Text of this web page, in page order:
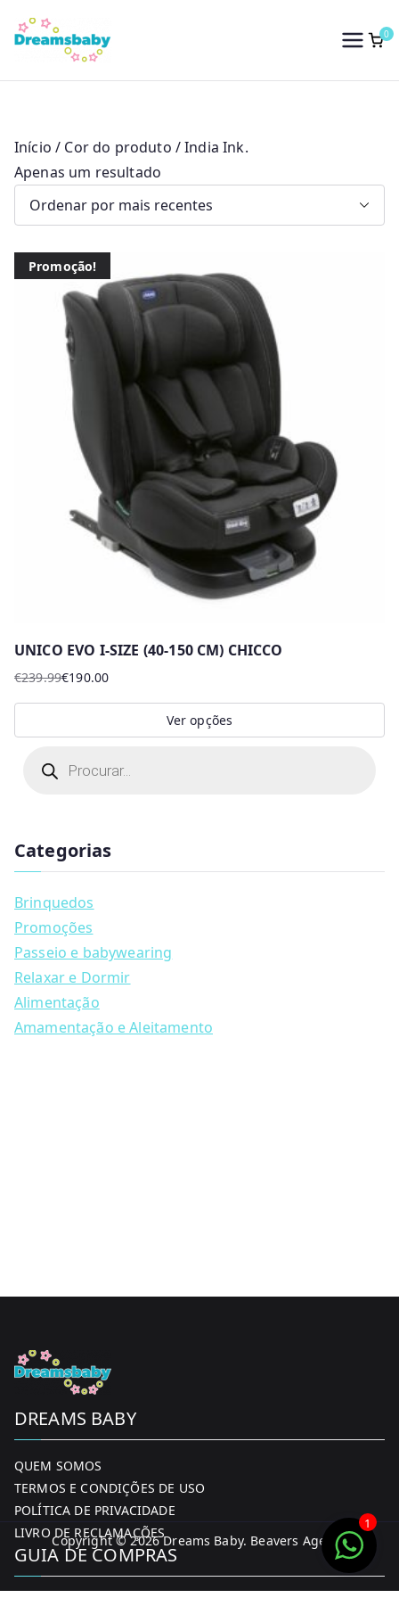
para
conteúdo
Dreams Baby
0
Início / Cor do produto / India Ink.
Apenas um resultado
Promoção!
UNICO EVO I-SIZE (40-150 CM) CHICCO
€239.99
O
preço
original
€239.99.
€190.00
O
preço
atual
€190.00.
Ver opções
product
variants.
The
options
may
be
chosen
on
the
s
s
a
r
c
h
Categorias
Brinquedos
Promoções
Passeio e babywearing
Relaxar e Dormir
Alimentação
Amamentação e Aleitamento
DREAMS BABY
QUEM SOMOS
TERMOS E CONDIÇÕES DE USO
POLÍTICA DE PRIVACIDADE
LIVRO DE RECLAMAÇÕES
GUIA DE COMPRAS
Copyright © 2026Dreams Baby. Beavers Agency
1